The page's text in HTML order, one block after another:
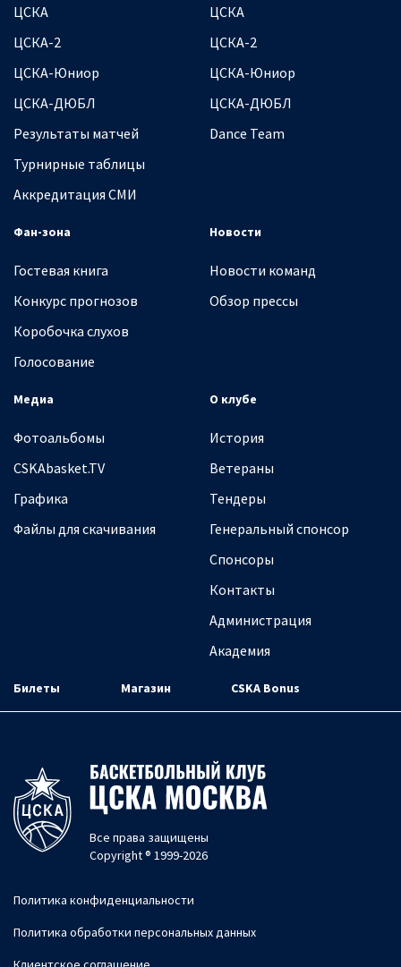
ЦСКА
ЦСКА-2
ЦСКА-Юниор
ЦСКА-ДЮБЛ
Результаты матчей
Турнирные таблицы
Аккредитация СМИ
ЦСКА
ЦСКА-2
ЦСКА-Юниор
ЦСКА-ДЮБЛ
Dance Team
Фан-зона
Гостевая книга
Конкурс прогнозов
Коробочка слухов
Голосование
Новости
Новости команд
Обзор прессы
Медиа
Фотоальбомы
CSKAbasket.TV
Графика
Файлы для скачивания
О клубе
История
Ветераны
Тендеры
Генеральный спонсор
Спонсоры
Контакты
Администрация
Академия
Билеты Магазин CSKA Bonus
Все права защищены
Copyright ® 1999-2026
Политика конфиденциальности
Политика обработки персональных данных